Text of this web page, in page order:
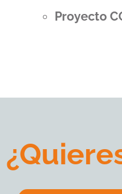
Proyecto